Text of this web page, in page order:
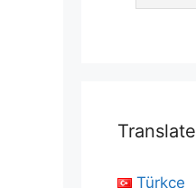
Translate
Türkçe